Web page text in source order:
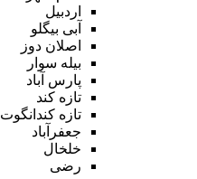
اردبیل
آبی بیگلو
اصلان دوز
بیله سوار
پارس آباد
تازه کند
تازه کندانگوت
جعفرآباد
خلخال
رضی